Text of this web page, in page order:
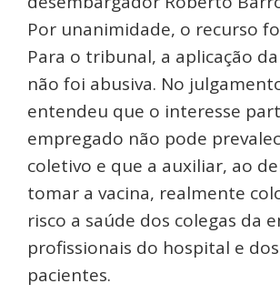
Por unanimidade, o recurso
Para o tribunal, a aplicação
não foi abusiva. No
entendeu que o interesse
empregado não pode
coletivo e que a auxiliar, ao
tomar a vacina, realmente
risco a saúde dos colegas da
profissionais do hospital e
pacientes.